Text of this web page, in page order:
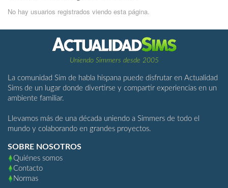
No hay usuarios registrados viendo esta página.
Uniendo Simmers desde 2005
La comunidad Sim de habla hispana puede disfrutar en Actualidad
Sims de un lugar donde divertirse y compartir experiencias en un
ambiente familiar.
Llevamos más de una década uniendo a Simmers de todo el
mundo y colaborando en grandes proyectos.
SOBRE NOSOTROS
Quiénes somos
Contacto
Normas